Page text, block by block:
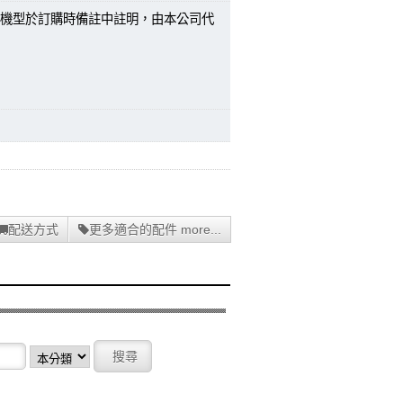
型於訂購時備註中註明，由本公司代
配送方式 更多適合的配件 more...